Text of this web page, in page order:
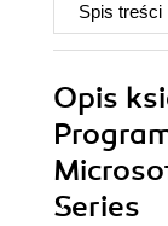
Spis treści
Opis
Series